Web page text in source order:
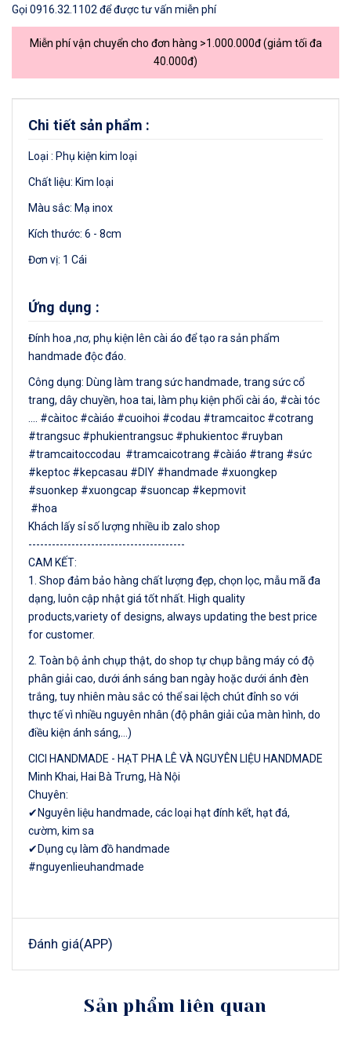
Gọi 0916.32.1102để được tư vấn miễn phí
Miễn phí vận chuyển cho đơn hàng >1.000.000đ (giảm tối đa
40.000đ)
Chi tiết sản phẩm :
Loại : Phụ kiện kim loại
Chất liệu: Kim loại
Màu sắc: Mạ inox
Kích thước: 6 - 8cm
Đơn vị: 1 Cái
Ứng dụng :
Đính hoa ,nơ, phụ kiện lên cài áo để tạo ra sản phẩm
handmade độc đáo.
Công dụng: Dùng làm trang sức handmade, trang sức cổ
trang, dây chuyền, hoa tai, làm phụ kiện phối cài áo, #cài tóc
.... #càitoc #càiáo #cuoihoi #codau #tramcaitoc #cotrang
#trangsuc #phukientrangsuc #phukientoc #ruyban
#tramcaitoccodau #tramcaicotrang #càiáo #trang #sức
#keptoc #kepcasau #DIY #handmade #xuongkep
#suonkep #xuongcap #suoncap #kepmovit
#hoa
Khách lấy sỉ số lượng nhiều ib zalo shop
----------------------------------------
CAM KẾT:
1. Shop đảm bảo hàng chất lượng đẹp, chọn lọc, mẫu mã đa
dạng, luôn cập nhật giá tốt nhất. High quality
products,variety of designs, always updating the best price
for customer.
2. Toàn bộ ảnh chụp thật, do shop tự chụp bằng máy có độ
phân giải cao, dưới ánh sáng ban ngày hoặc dưới ánh đèn
trắng, tuy nhiên màu sắc có thể sai lệch chút đỉnh so với
thực tế vì nhiều nguyên nhân (độ phân giải của màn hình, do
điều kiện ánh sáng,…)
CICI HANDMADE - HẠT PHA LÊ VÀ NGUYÊN LIỆU HANDMADE
Minh Khai, Hai Bà Trưng, Hà Nội
Chuyên:
✔Nguyên liệu handmade, các loại hạt đính kết, hạt đá,
cườm, kim sa
✔Dụng cụ làm đồ handmade
#nguyenlieuhandmade
Đánh giá(APP)
Sản phẩm liên quan